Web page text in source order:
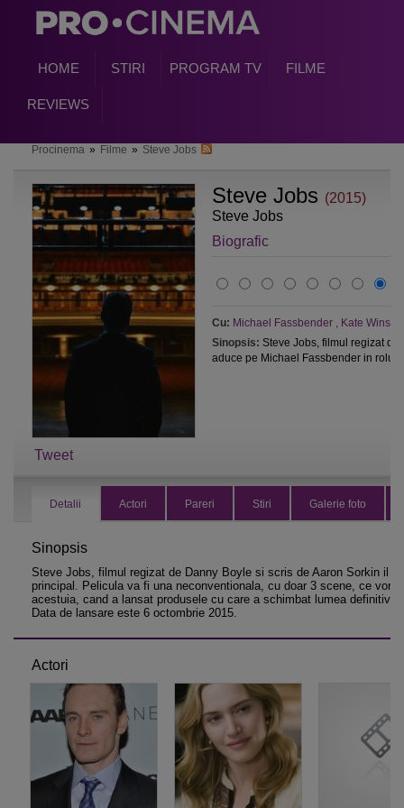
HOME STIRI PROGRAM TV FILME
REVIEWS
Procinema » Filme » Steve Jobs
Tweet
Steve Jobs (2015)
Steve Jobs
Biografic
Cu: Michael Fassbender , Kate Winslet
Sinopsis: Steve Jobs, filmul regizat
aduce pe Michael Fassbender in rolul...
Detalii Actori Pareri Stiri Galerie foto
Sinopsis
Steve Jobs, filmul regizat de Danny Boyle si scris de Aaron Sorkin il
principal. Pelicula va fi una neconventionala, cu doar 3 scene, ce vor
acestuia, cand a lansat produsele cu care a schimbat lumea definitiv.
Data de lansare este 6 octombrie 2015.
Actori